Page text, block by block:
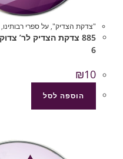
"צדקת הצדיק", על ספרי רבותינו,
885 צדקת הצדיק לר’
6
₪10
הוספה לסל